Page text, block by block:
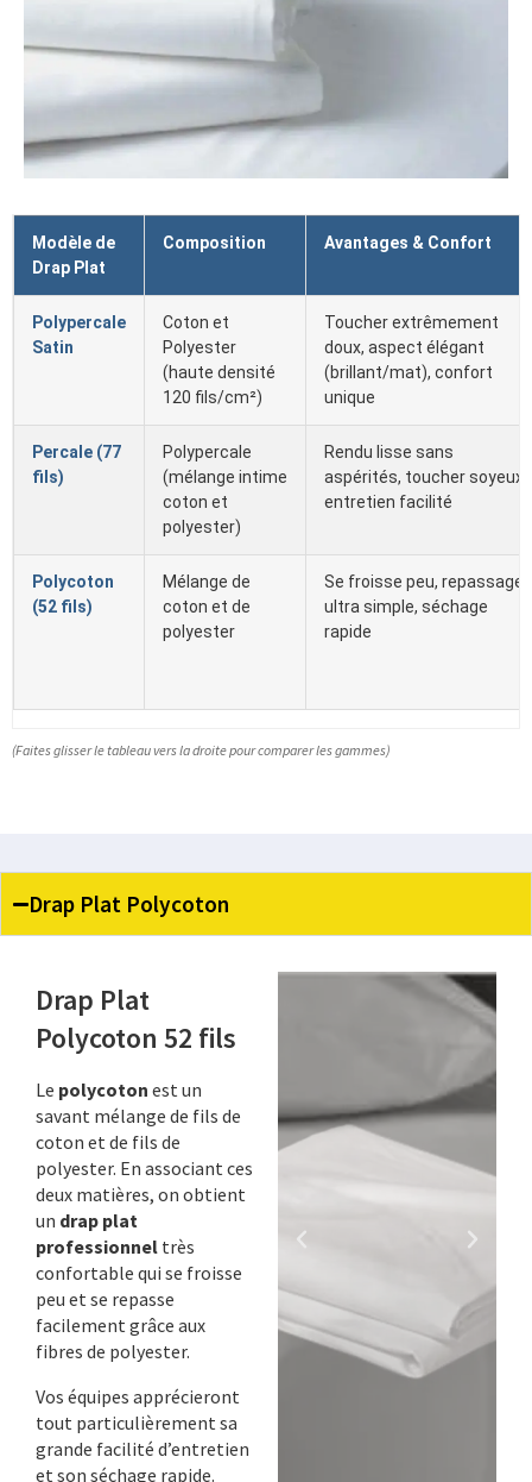
Modèle de
Drap Plat
Composition Avantages & Confort
Polypercale
Satin
Coton et
Polyester
(haute densité
120 fils/cm²)
Toucher extrêmement
doux, aspect élégant
(brillant/mat), confort
unique
Percale (77
fils)
Polypercale
(mélange intime
coton et
polyester)
Rendu lisse sans
aspérités, toucher soyeux,
entretien facilité
Polycoton
(52 fils)
Mélange de
coton et de
polyester
Se froisse peu, repassage
ultra simple, séchage
rapide
(Faites glisser le tableau vers la droite pour comparer les gammes)
Drap Plat Polycoton
Drap Plat
Polycoton 52 fils
Le polycoton est un
savant mélange de fils de
coton et de fils de
polyester. En associant ces
deux matières, on obtient
un drap plat
professionnel très
confortable qui se froisse
peu et se repasse
facilement grâce aux
fibres de polyester.
Vos équipes apprécieront
tout particulièrement sa
grande facilité d’entretien
et son séchage rapide.